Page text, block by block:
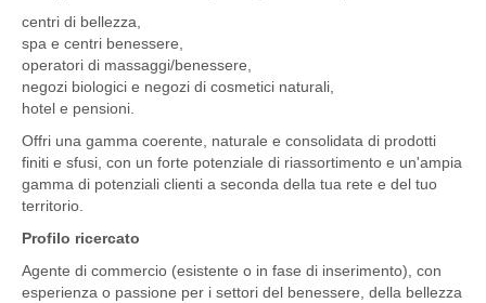
centri di bellezza,
spa e centri benessere,
operatori di massaggi/benessere,
negozi biologici e negozi di cosmetici naturali,
hotel e pensioni.
Offri una gamma coerente, naturale e consolidata di prodotti
finiti e sfusi, con un forte potenziale di riassortimento e un'ampia
gamma di potenziali clienti a seconda della tua rete e del tuo
territorio.
Profilo ricercato
Agente di commercio (esistente o in fase di inserimento), con
esperienza o passione per i settori del benessere, della bellezza